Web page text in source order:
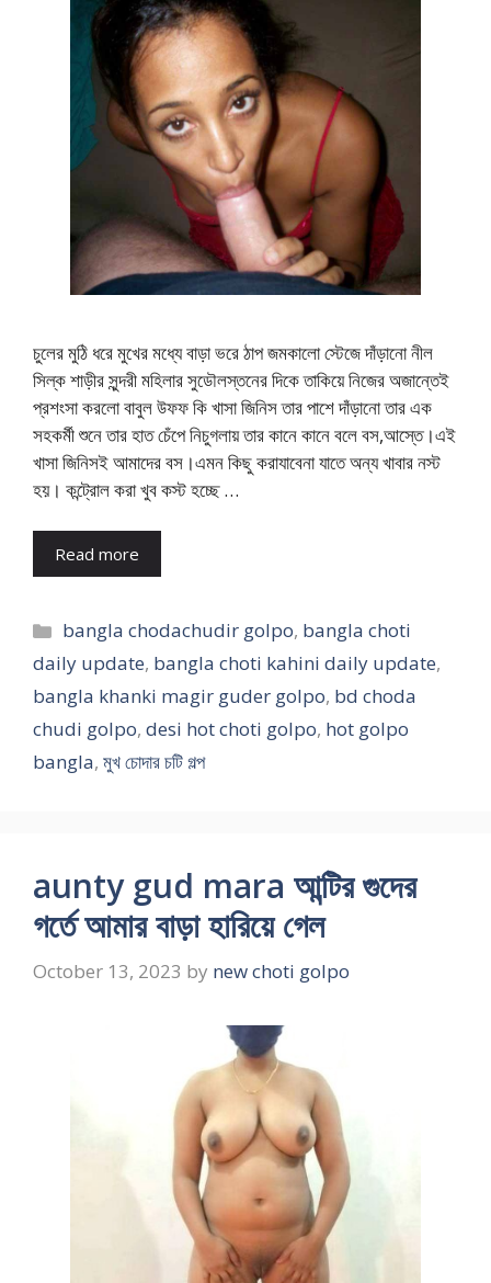
চুলের মুঠি ধরে মুখের মধ্যে বাড়া ভরে ঠাপ জমকালো স্টেজে দাঁড়ানো নীল
সিল্ক শাড়ীর সুন্দরী মহিলার সুডৌলস্তনের দিকে তাকিয়ে নিজের অজান্তেই
প্রশংসা করলো বাবুল উফফ কি খাসা জিনিস তার পাশে দাঁড়ানো তার এক
সহকর্মী শুনে তার হাত চেঁপে নিচুগলায় তার কানে কানে বলে বস,আস্তে।এই
খাসা জিনিসই আমাদের বস।এমন কিছু করাযাবেনা যাতে অন্য খাবার নস্ট
হয়। কন্ট্রোল করা খুব কস্ট হচ্ছে …
Read more
Categories
bangla chodachudir golpo, bangla choti
daily update, bangla choti kahini daily update,
bangla khanki magir guder golpo, bd choda
chudi golpo, desi hot choti golpo, hot golpo
bangla, মুখ চোদার চটি গল্প
aunty gud mara আন্টির গুদের
গর্তে আমার বাড়া হারিয়ে গেল
October 13, 2023 by new choti golpo